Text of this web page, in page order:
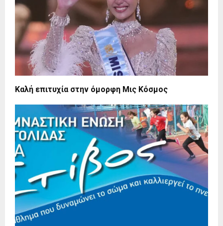
Καλή επιτυχία στην όμορφη Μις Κόσμος